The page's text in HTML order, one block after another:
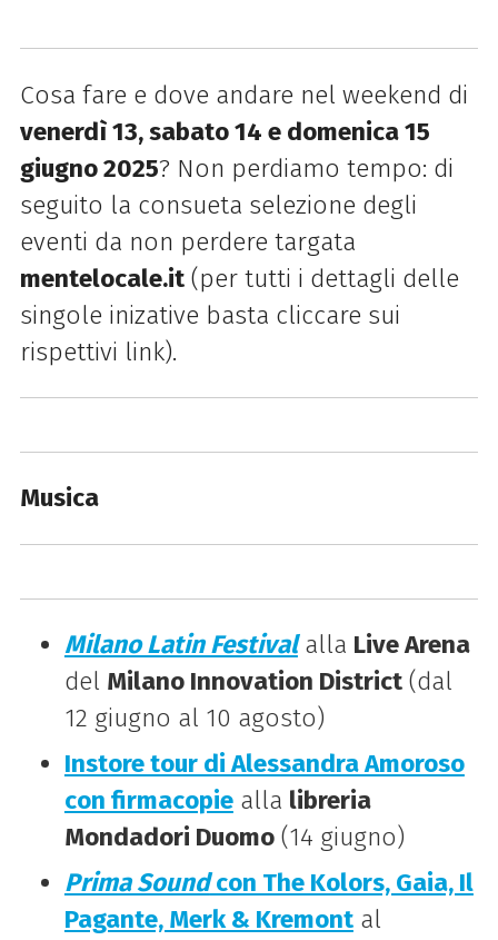
Cosa fare e dove andare nel weekend di
venerdì 13, sabato 14 e domenica 15
giugno 2025? Non perdiamo tempo: di
seguito la consueta selezione degli
eventi da non perdere targata
mentelocale.it(per tutti i dettagli delle
singole inizative basta cliccare sui
rispettivi link).
Musica
Milano Latin Festivalalla Live Arena
del Milano Innovation District(dal
12 giugno al 10 agosto)
Instore tour di Alessandra Amoroso
con firmacopiealla libreria
Mondadori Duomo(14 giugno)
Prima Soundcon The Kolors, Gaia, Il
Pagante, Merk & Kremontal